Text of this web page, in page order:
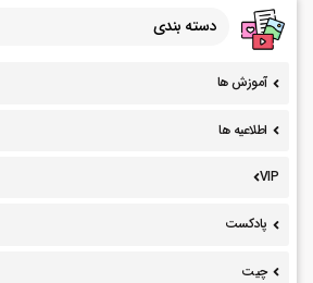
دسته بندی
آموزش ها
اطلاعیه ها
VIP
پادکست
چیت